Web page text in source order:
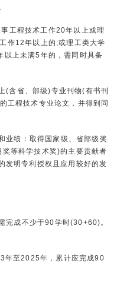
工程技术工作20年以上或理
作12年以上的;或理工类大学
以上未满5年的，需同时具备
(含省、部级)专业刊物(有书刊
工程技术专业论文，并得到同
业绩：取得国家级、省部级奖
等科学技术奖)的主要贡献者
发明专利授权且应用较好的发
完成不少于90学时(30+60)。
年至2025年，累计应完成90